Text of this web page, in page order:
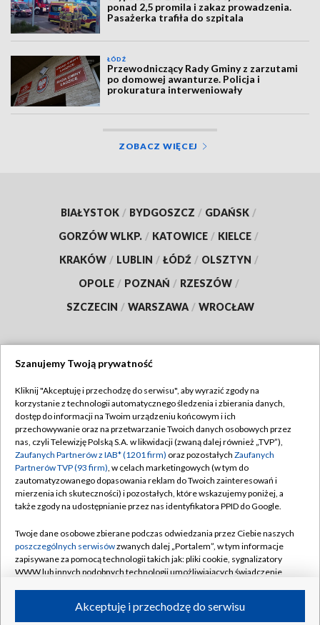
ponad 2,5 promila i zakaz prowadzenia.
Pasażerka trafiła do szpitala
ŁÓDŹ
Przewodniczący Rady Gminy z zarzutami
po domowej awanturze. Policja i
prokuratura interweniowały
ZOBACZ WIĘCEJ
BIAŁYSTOK / BYDGOSZCZ / GDAŃSK /
GORZÓW WLKP. / KATOWICE / KIELCE /
KRAKÓW / LUBLIN / ŁÓDŹ / OLSZTYN /
OPOLE / POZNAŃ / RZESZÓW /
SZCZECIN / WARSZAWA / WROCŁAW
TVP
Abonament TVP
Emisja w TVP
Centrum informacji TVP
Naziemna Telewizja Cyfrowa
Rada Programowa
System NOS
Informacje o nadawcy
Program dla prasy
Regulamin TVP
Polityka prywatności
Moje zgody
Pomoc
Kontakt
Kanały
Szanujemy Twoją prywatność
Kliknij "Akceptuję i przechodzę do serwisu", aby wyrazić zgody na
korzystanie z technologii automatycznego śledzenia i zbierania danych,
dostęp do informacji na Twoim urządzeniu końcowym i ich
przechowywanie oraz na przetwarzanie Twoich danych osobowych przez
nas, czyli Telewizję Polską S.A. w likwidacji (zwaną dalej również „TVP”),
Zaufanych Partnerów z IAB* (1201 firm) oraz pozostałych Zaufanych
Partnerów TVP (93 firm), w celach marketingowych (w tym do
zautomatyzowanego dopasowania reklam do Twoich zainteresowań i
mierzenia ich skuteczności) i pozostałych, które wskazujemy poniżej, a
także zgody na udostępnianie przez nas identyfikatora PPID do Google.
Twoje dane osobowe zbierane podczas odwiedzania przez Ciebie naszych
poszczególnych serwisówzwanych dalej „Portalem”, w tym informacje
zapisywane za pomocą technologii takich jak: pliki cookie, sygnalizatory
WWW lub innych podobnych technologii umożliwiających świadczenie
ruchu w Internecie.Akceptuję i przechodzę do serwisu